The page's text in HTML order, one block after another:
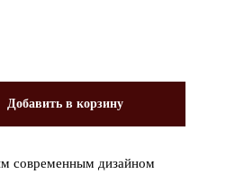
Добавить в корзину
современным дизайном